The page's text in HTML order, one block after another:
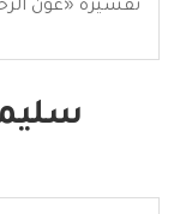
تفسيره «عون